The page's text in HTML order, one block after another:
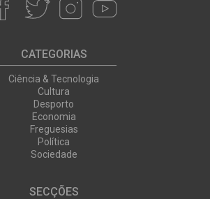
CATEGORIAS
Ciência & Tecnologia
Cultura
Desporto
Economia
Freguesias
Política
Sociedade
SECÇÕES